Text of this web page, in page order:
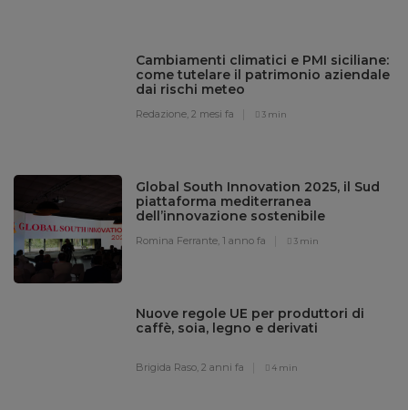
Cambiamenti climatici e PMI siciliane:
come tutelare il patrimonio aziendale
dai rischi meteo
Redazione,2 mesi fa 3 min
Global South Innovation 2025, il Sud
piattaforma mediterranea
dell’innovazione sostenibile
Romina Ferrante,1 anno fa 3 min
Nuove regole UE per produttori di
caffè, soia, legno e derivati
Brigida Raso,2 anni fa 4 min